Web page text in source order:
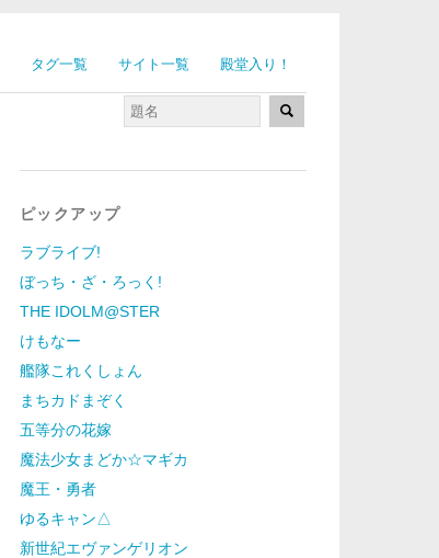
タグ一覧 サイト一覧 殿堂入り！
ピックアップ
ラブライブ!
ぼっち・ざ・ろっく!
THE IDOLM@STER
けもなー
艦隊これくしょん
まちカドまぞく
五等分の花嫁
魔法少女まどか☆マギカ
魔王・勇者
ゆるキャン△
新世紀エヴァンゲリオン